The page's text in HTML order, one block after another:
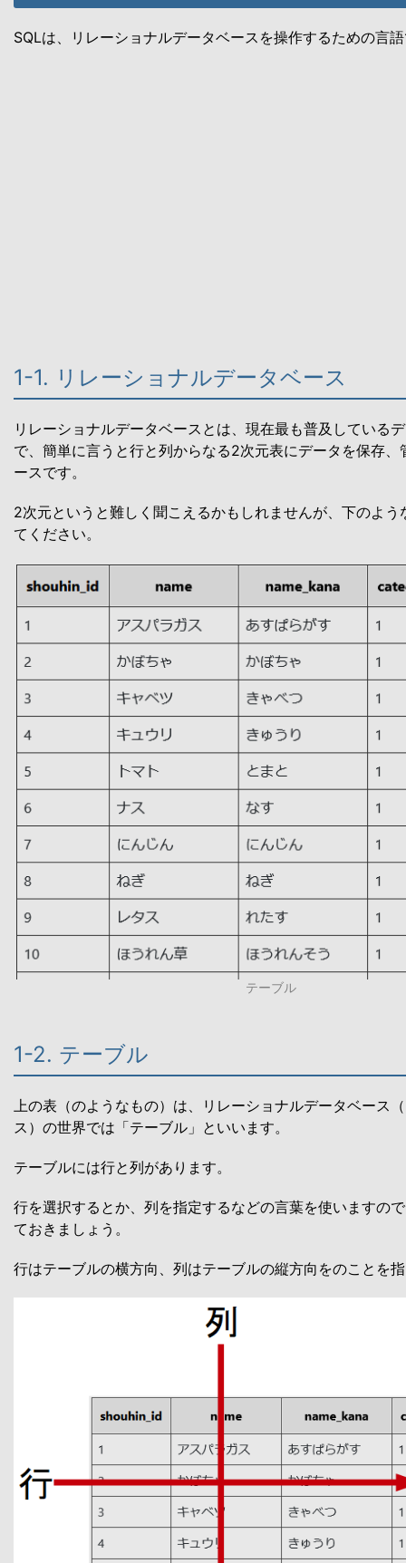
SQLは、リレーショナルデータベースを操作するための言
1-1. リレーショナルデータベース
リレーショナルデータベースとは、現在最も普及している
で、簡単に言うと行と列からなる2次元表にデータを保存、
ースです。
2次元というと難しく聞こえるかもしれませんが、下のよう
てください。
テーブル
1-2. テーブル
上の表（のようなもの）は、リレーショナルデータベース
ス）の世界では「テーブル」といいます。
テーブルには行と列があります。
行を選択するとか、列を指定するなどの言葉を使いますの
ておきましょう。
行はテーブルの横方向、列はテーブルの縦方向をのことを